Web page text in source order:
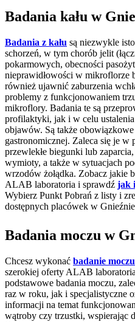
Badania kału w
Badania z kału są niezwykle
schorzeń, w tym chorób jelit
pokarmowych, obecności
nieprawidłowości w mikroflorze
również ujawnić zaburzenia
problemy z funkcjonowaniem
mikroflory. Badania te są
profilaktyki, jak i w celu
objawów. Są także
gastronomicznej. Zaleca się je
przewlekłe biegunki lub
wymioty, a także w sytuacjach
wrzodów żołądka. Zobacz jakie
ALAB laboratoria i sprawdź jak
Wybierz Punkt Pobrań z listy i
dostępnych placówek w
Badania moczu w
Chcesz wykonać badanie moczu
szerokiej oferty ALAB
podstawowe badania moczu,
raz w roku, jak i specjalistyczne
informacji na temat
wątroby czy trzustki, wspierając